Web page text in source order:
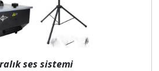
ses sistemi